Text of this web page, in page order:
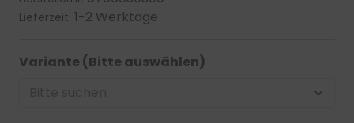
Lieferzeit: 1-2 Werktage
Variante (Bitte auswählen)